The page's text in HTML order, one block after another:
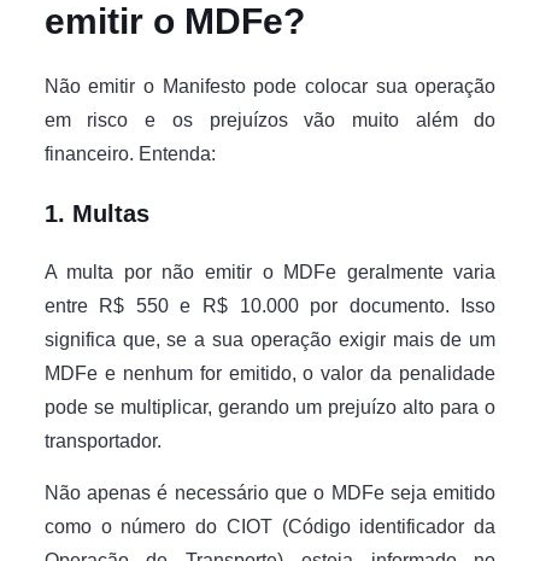
emitir o MDFe?
Não emitir o Manifesto pode colocar sua operação
em risco e os prejuízos vão muito além do
financeiro. Entenda:
1. Multas
A multa por não emitir o MDFe geralmente varia
entre R$ 550 e R$ 10.000 por documento. Isso
significa que, se a sua operação exigir mais de um
MDFe e nenhum for emitido, o valor da penalidade
pode se multiplicar, gerando um prejuízo alto para o
transportador.
Não apenas é necessário que o MDFe seja emitido
como o número do CIOT (Código identificador da